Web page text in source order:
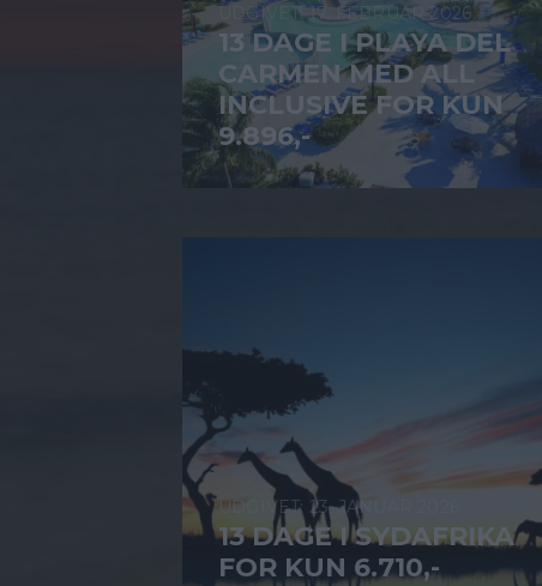
17. FEBRUAR 2026
13 DAGE I PLAYA DEL
CARMEN MED ALL
INCLUSIVE FOR KUN
9.896,-
23. JANUAR 2026
13 DAGE I SYDAFRIKA
FOR KUN 6.710,-